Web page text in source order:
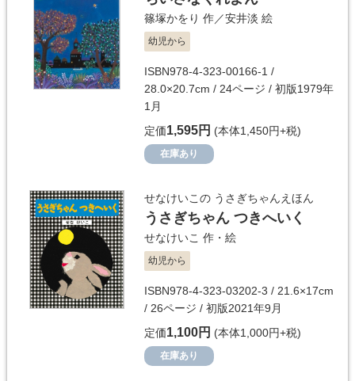
篠塚かをり 作／安井淡 絵
幼児から
ISBN978-4-323-00166-1 /
28.0×20.7cm / 24ページ / 初版1979年
1月
定価1,595円 (本体1,450円+税)
在庫あり
せなけいこの うさぎちゃんえほん
うさぎちゃん つきへいく
せなけいこ 作・絵
幼児から
ISBN978-4-323-03202-3 / 21.6×17cm
/ 26ページ / 初版2021年9月
定価1,100円 (本体1,000円+税)
在庫あり